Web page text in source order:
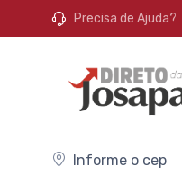
Precisa de Ajuda?
Informe o cep